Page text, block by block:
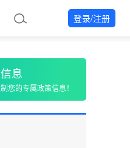
登录/注册
息
您的专属政策信息！